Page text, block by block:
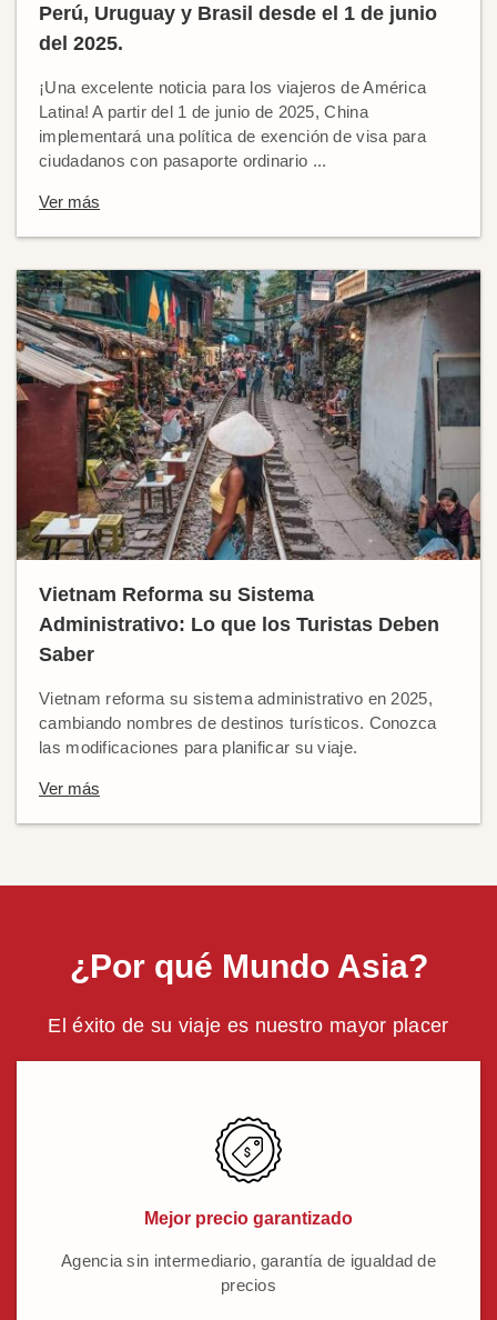
Perú, Uruguay y Brasil desde el 1 de junio
del 2025.
¡Una excelente noticia para los viajeros de América
Latina! A partir del 1 de junio de 2025, China
implementará una política de exención de visa para
ciudadanos con pasaporte ordinario ...
Ver más
Vietnam Reforma su Sistema
Administrativo: Lo que los Turistas Deben
Saber
Vietnam reforma su sistema administrativo en 2025,
cambiando nombres de destinos turísticos. Conozca
las modificaciones para planificar su viaje.
Ver más
¿Por qué Mundo Asia?
El éxito de su viaje es nuestro mayor placer
Mejor precio garantizado
Agencia sin intermediario, garantía de igualdad de
precios